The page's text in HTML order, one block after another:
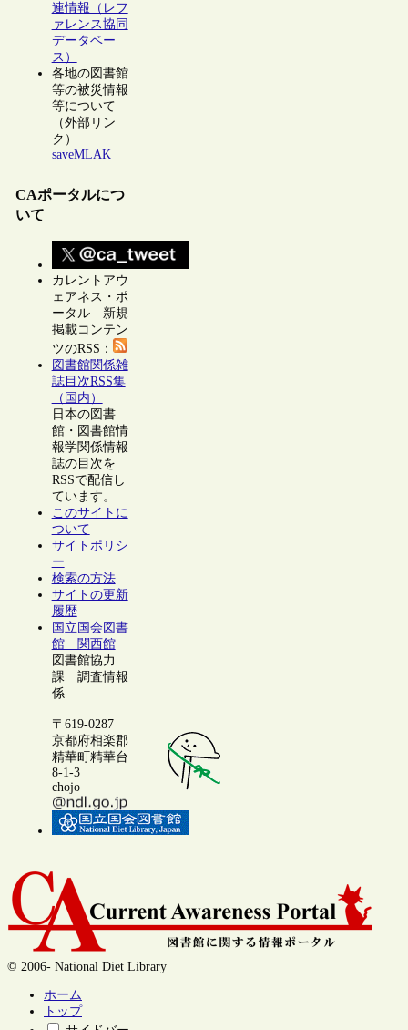
連情報（レフ
ァレンス協同
データベー
ス）
各地の図書館
等の被災情報
等について
（外部リン
ク）
saveMLAK
CAポータルにつ
いて
カレントアウ
ェアネス・ポ
ータル 新規
掲載コンテン
ツのRSS：
図書館関係雑
誌目次RSS集
（国内）
日本の図書
館・図書館情
報学関係情報
誌の目次を
RSSで配信し
ています。
このサイトに
ついて
サイトポリシ
ー
検索の方法
サイトの更新
履歴
国立国会図書
館 関西館
図書館協力
課 調査情報
係
〒619-0287
京都府相楽郡
精華町精華台
8-1-3
chojo
© 2006- National Diet Library
ホーム
トップ